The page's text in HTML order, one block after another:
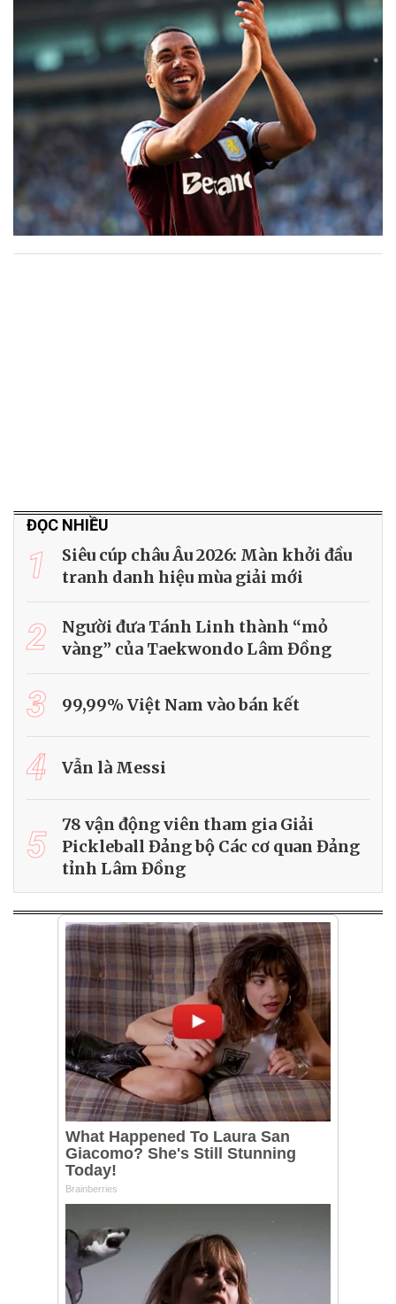
ĐỌC NHIỀU
1
Siêu cúp châu Âu 2026: Màn khởi đầu
tranh danh hiệu mùa giải mới
2
Người đưa Tánh Linh thành “mỏ
vàng” của Taekwondo Lâm Đồng
3 99,99% Việt Nam vào bán kết
4 Vẫn là Messi
5
78 vận động viên tham gia Giải
Pickleball Đảng bộ Các cơ quan Đảng
tỉnh Lâm Đồng